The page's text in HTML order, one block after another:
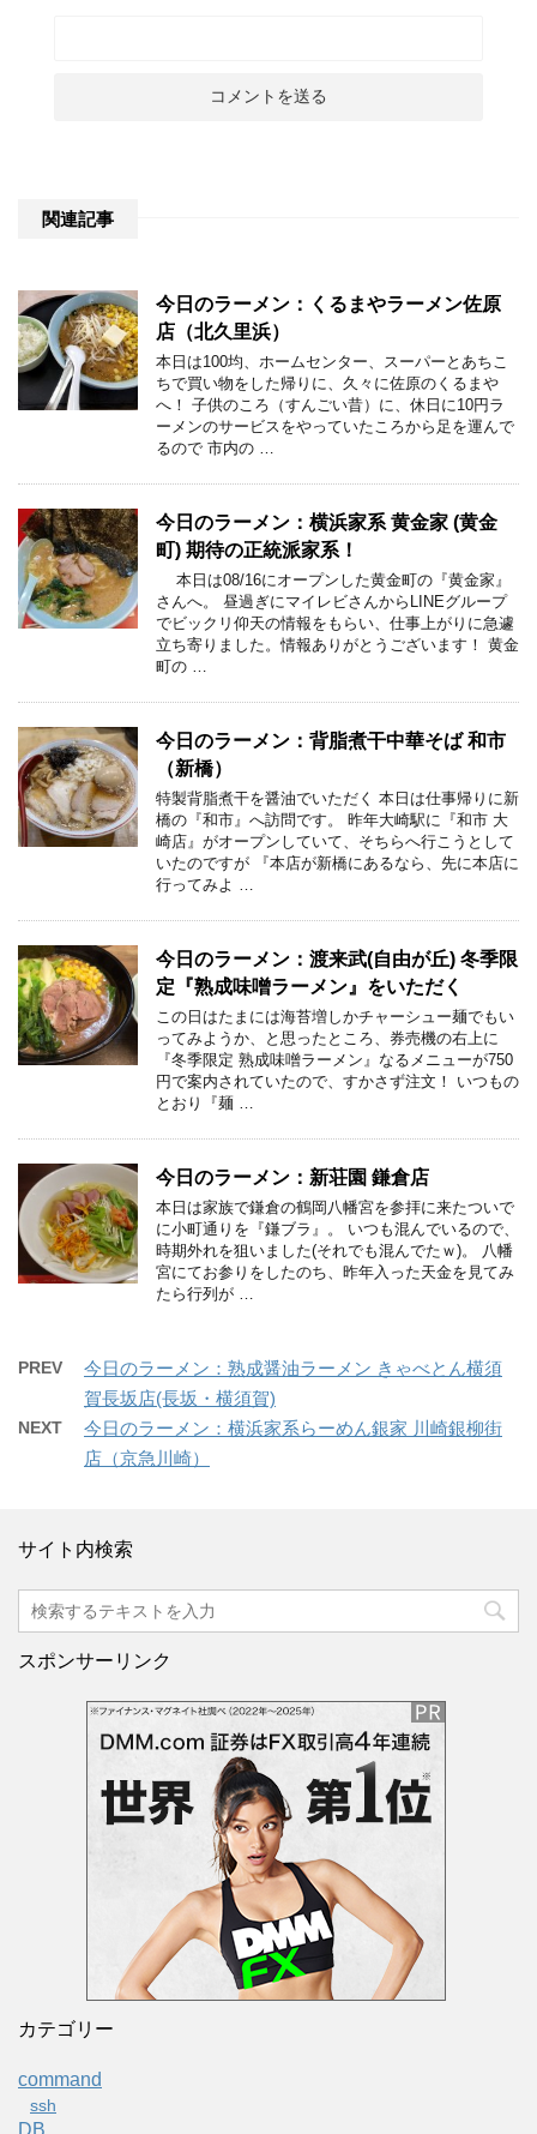
関連記事
今日のラーメン：くるまやラーメン佐原
店（北久里浜）
本日は100均、ホームセンター、スーパーとあちこ
ちで買い物をした帰りに、久々に佐原のくるまや
へ！ 子供のころ（すんごい昔）に、休日に10円ラ
ーメンのサービスをやっていたころから足を運んで
るので 市内の …
今日のラーメン：横浜家系 黄金家 (黄金
町) 期待の正統派家系！
本日は08/16にオープンした黄金町の『黄金家』
さんへ。 昼過ぎにマイレビさんからLINEグループ
でビックリ仰天の情報をもらい、仕事上がりに急遽
立ち寄りました。情報ありがとうございます！ 黄金
町の …
今日のラーメン：背脂煮干中華そば 和市
（新橋）
特製背脂煮干を醤油でいただく 本日は仕事帰りに新
橋の『和市』へ訪問です。 昨年大崎駅に『和市 大
崎店』がオープンしていて、そちらへ行こうとして
いたのですが 『本店が新橋にあるなら、先に本店に
行ってみよ …
今日のラーメン：渡来武(自由が丘) 冬季限
定『熟成味噌ラーメン』をいただく
この日はたまには海苔増しかチャーシュー麺でもい
ってみようか、と思ったところ、券売機の右上に
『冬季限定 熟成味噌ラーメン』なるメニューが750
円で案内されていたので、すかさず注文！ いつもの
とおり『麺 …
今日のラーメン：新荘園 鎌倉店
本日は家族で鎌倉の鶴岡八幡宮を参拝に来たついで
に小町通りを『鎌ブラ』。 いつも混んでいるので、
時期外れを狙いました(それでも混んでたｗ)。 八幡
宮にてお参りをしたのち、昨年入った天金を見てみ
たら行列が …
PREV
今日のラーメン：熟成醤油ラーメン きゃべとん横須
賀長坂店(長坂・横須賀)
NEXT
今日のラーメン：横浜家系らーめん銀家 川崎銀柳街
店（京急川崎）
サイト内検索
スポンサーリンク
カテゴリー
command
ssh
DB